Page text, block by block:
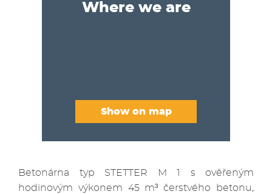
Where we are
Show on map
Betonárna typ STETTER M 1 s ověřeným
hodinovým výkonem 45 m³ čerstvého betonu,